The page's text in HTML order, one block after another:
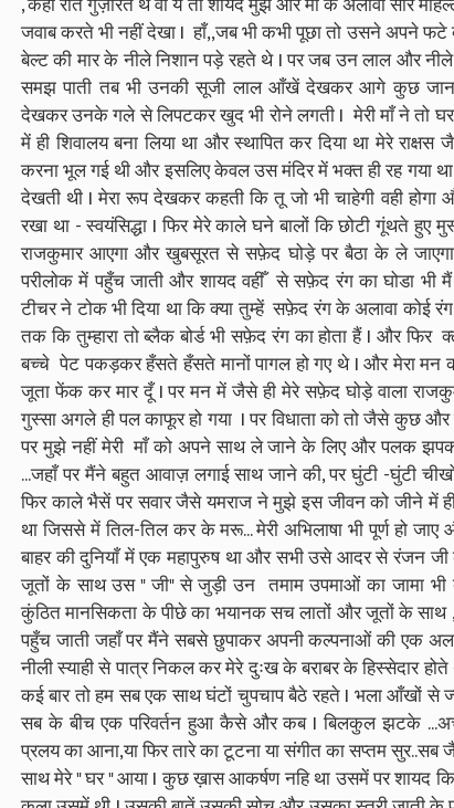
जवाब करते भी नहीं देखा I हाँ,,जब भी कभी पूछा तो उसने अपने फटे
बेल्ट की मार के नीले निशान पड़े रहते थे I पर जब उन लाल और
समझ पाती तब भी उनकी सूजी लाल आँखें देखकर आगे कुछ जानने
देखकर उनके गले से लिपटकर खुद भी रोने लगती I मेरी माँ ने तो
में ही शिवालय बना लिया था और स्थापित कर दिया था मेरे राक्षस
करना भूल गई थी और इसलिए केवल उस मंदिर में भक्त ही रह गया
देखती थी I मेरा रूप देखकर कहती कि तू जो भी चाहेगी वही होगा
रखा था - स्वयंसिद्धा I फिर मेरे काले घने बालों कि छोटी गूंथते
राजकुमार आएगा और खुबसूरत से सफ़ेद घोड़े पर बैठा के ले
परीलोक में पहुँच जाती और शायद वहीँ से सफ़ेद रंग का घोडा
टीचर ने टोक भी दिया था कि क्या तुम्हें सफ़ेद रंग के अलावा कोई
तक कि तुम्हारा तो ब्लैक बोर्ड भी सफ़ेद रंग का होता हैं I और फिर
बच्चे पेट पकड़कर हँसते हँसते मानों पागल हो गए थे I और मेरा मन
जूता फेंक कर मार दूँ I पर मन में जैसे ही मेरे सफ़ेद घोड़े वाला
गुस्सा अगले ही पल काफूर हो गया I पर विधाता को तो जैसे कुछ
पर मुझे नहीं मेरी माँ को अपने साथ ले जाने के लिए और पलक
...जहाँ पर मैंने बहुत आवाज़ लगाई साथ जाने की, पर घुंटी -घुंटी
फिर काले भैसें पर सवार जैसे यमराज ने मुझे इस जीवन को जीने में ही
था जिससे में तिल-तिल कर के मरू... मेरी अभिलाषा भी पूर्ण हो
बाहर की दुनियाँ में एक महापुरुष था और सभी उसे आदर से रंजन
जूतों के साथ उस " जी" से जुड़ी उन तमाम उपमाओं का जामा भी
कुंठित मानसिकता के पीछे का भयानक सच लातों और जूतों के साथ
पहुँच जाती जहाँ पर मैंने सबसे छुपाकर अपनी कल्पनाओं की एक
नीली स्याही से पात्र निकल कर मेरे दुःख के बराबर के हिस्सेदार
कई बार तो हम सब एक साथ घंटों चुपचाप बैठे रहते I भला आँखों से
सब के बीच एक परिवर्तन हुआ कैसे और कब I बिलकुल झटके
प्रलय का आना,या फिर तारे का टूटना या संगीत का सप्तम
साथ मेरे " घर " आया I कुछ ख़ास आकर्षण नहि था उसमें पर शायद